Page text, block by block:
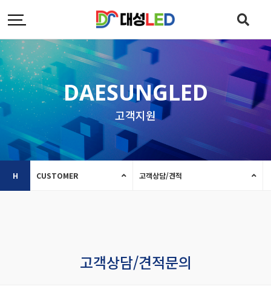
DAESUNGLED
고객지원
H CUSTOMER 고객상담/견적
고객상담/견적문의